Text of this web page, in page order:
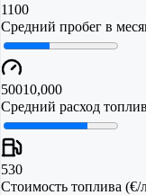
1100
Средний пробег в
50010,000
Средний расход
530
Стоимость топлива (€/